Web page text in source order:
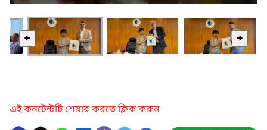
🡸 🡺
এই কনটেন্টটি শেয়ার করতে ক্লিক করুন